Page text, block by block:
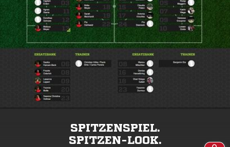
SPITZENSPIEL.
SPITZEN-LOOK.